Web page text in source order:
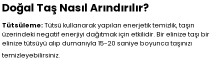
Doğal Taş Nasıl Arındırılır?
Tütsüleme:Tütsü kullanarak yapılan enerjetik temizlik, taşın
üzerindeki negatif enerjiyi dağıtmak için etkilidir. Bir elinize taşı bir
elinize tütsüyü alıp dumanıyla 15-20 saniye boyunca taşınızı
temizleyebilirsiniz.